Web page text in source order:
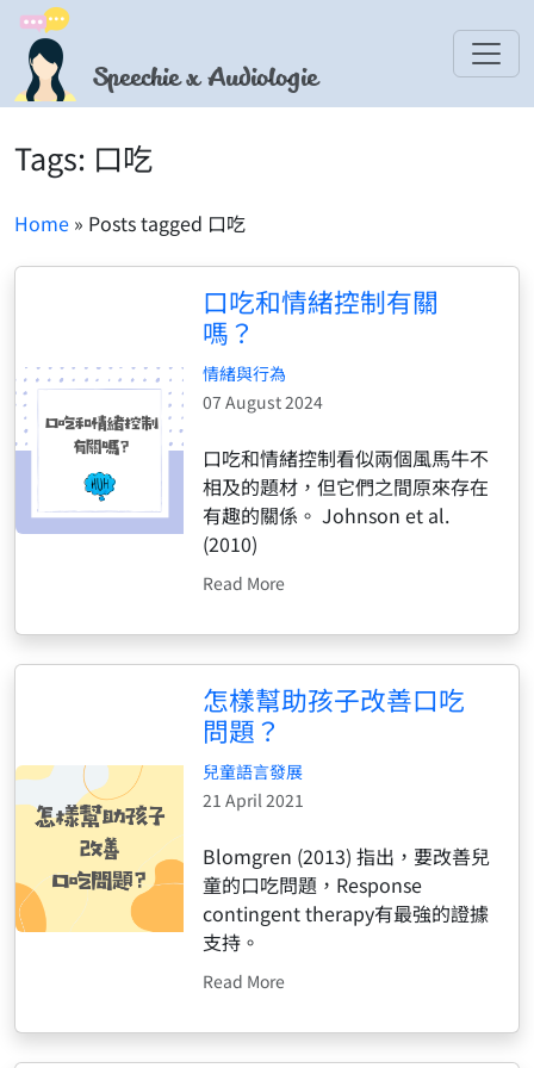
Speechie x Audiologie
Tags: 口吃
Home » Posts tagged 口吃
口吃和情緒控制有關
嗎？
情緒與行為
07 August 2024
口吃和情緒控制看似兩個風馬牛不
相及的題材，但它們之間原來存在
有趣的關係。 Johnson et al.
(2010)
Read More
怎樣幫助孩子改善口吃
問題？
兒童語言發展
21 April 2021
Blomgren (2013) 指出，要改善兒
童的口吃問題，Response
contingent therapy有最強的證據
支持。
Read More